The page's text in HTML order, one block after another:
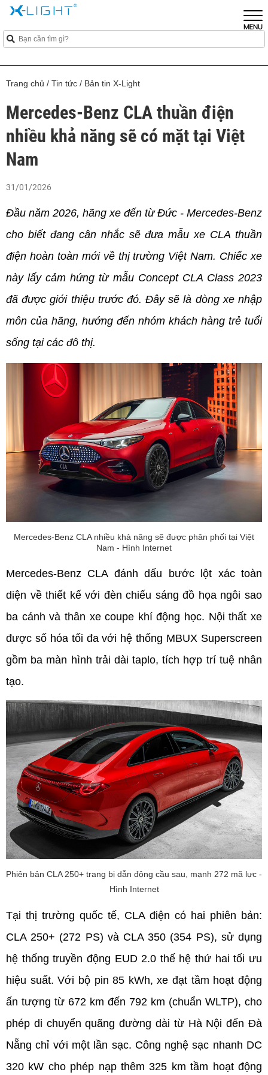
Trang chủ / Tin tức / Bản tin X-Light
Mercedes-Benz CLA thuần điện
nhiều khả năng sẽ có mặt tại Việt
Nam
31/01/2026
Đầu năm 2026, hãng xe đến từ Đức - Mercedes-Benz
cho biết đang cân nhắc sẽ đưa mẫu xe CLA thuần
điện hoàn toàn mới về thị trường Việt Nam. Chiếc xe
này lấy cảm hứng từ mẫu Concept CLA Class 2023
đã được giới thiệu trước đó. Đây sẽ là dòng xe nhập
môn của hãng, hướng đến nhóm khách hàng trẻ tuổi
sống tại các đô thị.
Mercedes-Benz CLA nhiều khả năng sẽ được phân phối tại Việt
Nam - Hình Internet
Mercedes-Benz CLA đánh dấu bước lột xác toàn
diện về thiết kế với đèn chiếu sáng đồ họa ngôi sao
ba cánh và thân xe coupe khí động học. Nội thất xe
được số hóa tối đa với hệ thống MBUX Superscreen
gồm ba màn hình trải dài taplo, tích hợp trí tuệ nhân
tạo.
Phiên bản CLA 250+ trang bị dẫn động cầu sau, mạnh 272 mã lực -
Hình Internet
Tại thị trường quốc tế, CLA điện có hai phiên bản:
CLA 250+ (272 PS) và CLA 350 (354 PS), sử dụng
hệ thống truyền động EUD 2.0 thế hệ thứ hai tối ưu
hiệu suất. Với bộ pin 85 kWh, xe đạt tầm hoạt động
ấn tượng từ 672 km đến 792 km (chuẩn WLTP), cho
phép di chuyển quãng đường dài từ Hà Nội đến Đà
Nẵng chỉ với một lần sạc. Công nghệ sạc nhanh DC
320 kW cho phép nạp thêm 325 km tầm hoạt động